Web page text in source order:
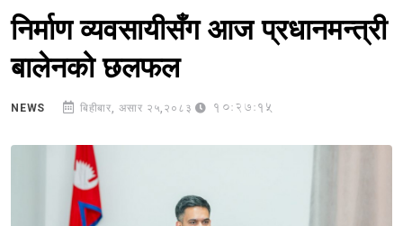
निर्माण व्यवसायीसँग आज प्रधानमन्त्री
बालेनको छलफल
NEWS बिहीबार, असार २५,२०८३ 10:27:15